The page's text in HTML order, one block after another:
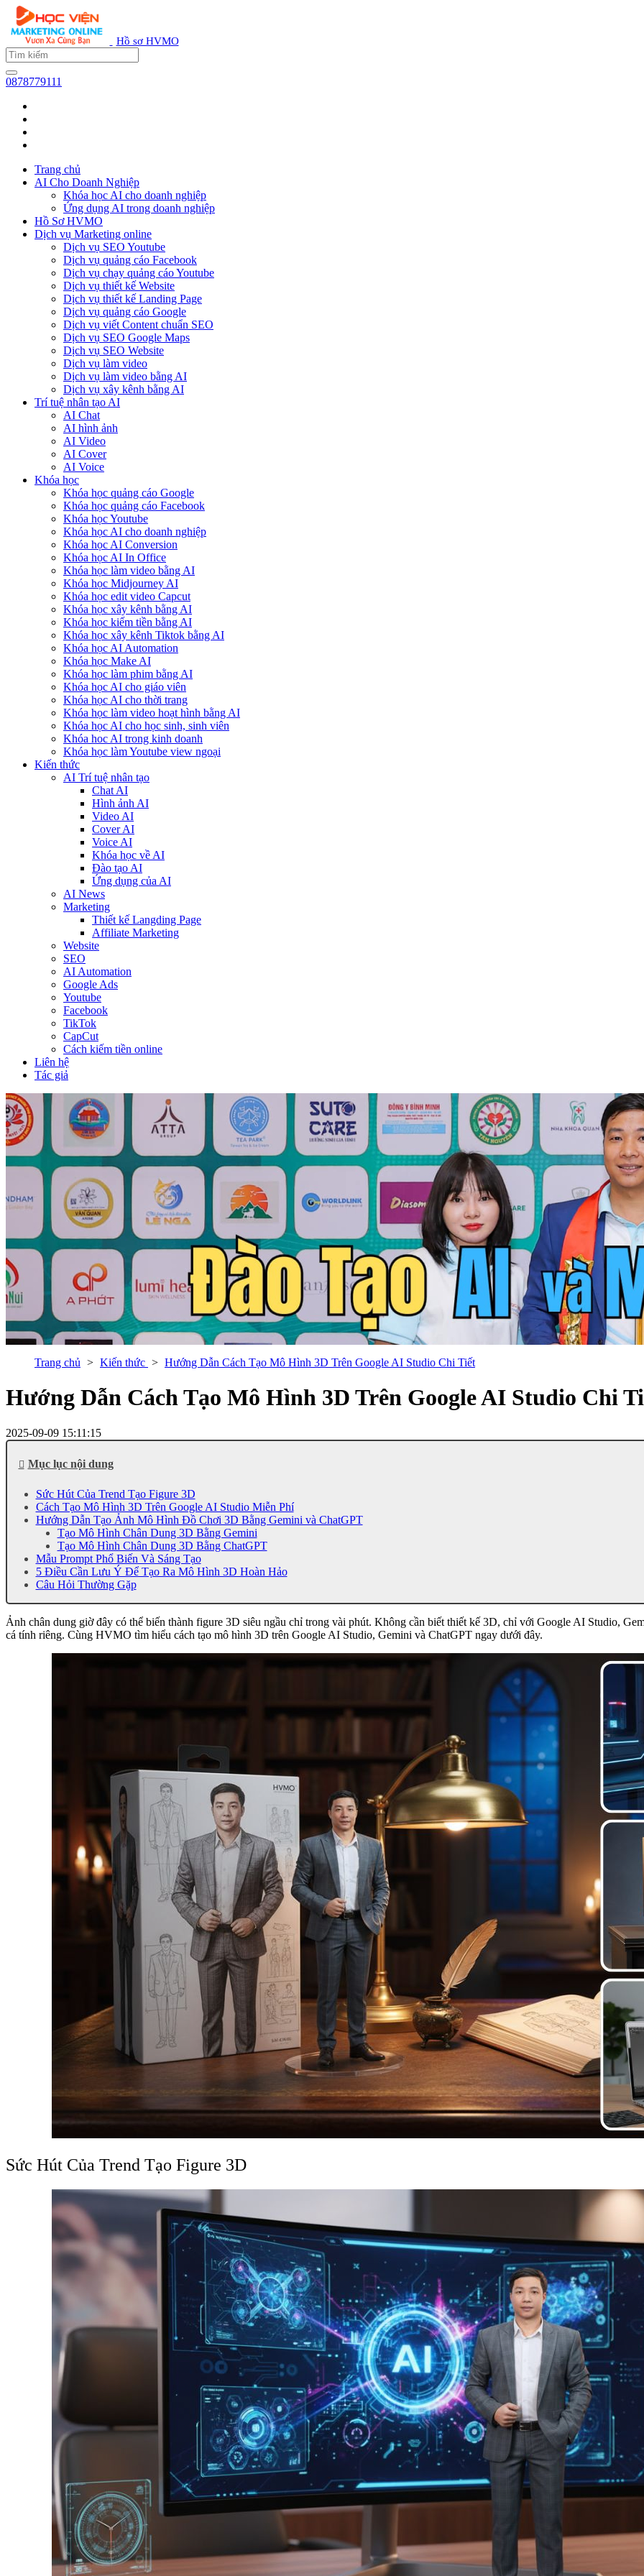
Hồ sơ HVMO
0878779111
Trang chủ
AI Cho Doanh Nghiệp
Khóa học AI cho doanh nghiệp
Ứng dụng AI trong doanh nghiệp
Hồ Sơ HVMO
Dịch vụ Marketing online
Dịch vụ SEO Youtube
Dịch vụ quảng cáo Facebook
Dịch vụ chạy quảng cáo Youtube
Dịch vụ thiết kế Website
Dịch vụ thiết kế Landing Page
Dịch vụ quảng cáo Google
Dịch vụ viết Content chuẩn SEO
Dịch vụ SEO Google Maps
Dịch vụ SEO Website
Dịch vụ làm video
Dịch vụ làm video bằng AI
Dịch vụ xây kênh bằng AI
Trí tuệ nhân tạo AI
AI Chat
AI hình ảnh
AI Video
AI Cover
AI Voice
Khóa học
Khóa học quảng cáo Google
Khóa học quảng cáo Facebook
Khóa học Youtube
Khóa học AI cho doanh nghiệp
Khóa học AI Conversion
Khóa học AI In Office
Khóa học làm video bằng AI
Khóa học Midjourney AI
Khóa học edit video Capcut
Khóa học xây kênh bằng AI
Khóa học kiếm tiền bằng AI
Khóa học xây kênh Tiktok bằng AI
Khóa học AI Automation
Khóa học Make AI
Khóa học làm phim bằng AI
Khóa học AI cho giáo viên
Khóa học AI cho thời trang
Khóa học làm video hoạt hình bằng AI
Khóa học AI cho học sinh, sinh viên
Khóa hoc AI trong kinh doanh
Khóa học làm Youtube view ngoại
Kiến thức
AI Trí tuệ nhân tạo
Chat AI
Hình ảnh AI
Video AI
Cover AI
Voice AI
Khóa học về AI
Đào tạo AI
Ứng dụng của AI
AI News
Marketing
Thiết kế Langding Page
Affiliate Marketing
Website
SEO
AI Automation
Google Ads
Youtube
Facebook
TikTok
CapCut
Cách kiếm tiền online
Liên hệ
Tác giả
Trang chủ Kiến thức Hướng Dẫn Cách Tạo Mô Hình 3D Trên Google AI Studio Chi Tiết
Hướng Dẫn Cách Tạo Mô Hình 3D Trên Google AI Studio Chi
2025-09-09 15:11:15
Mục lục nội dung
Sức Hút Của Trend Tạo Figure 3D
Cách Tạo Mô Hình 3D Trên Google AI Studio Miễn Phí
Hướng Dẫn Tạo Ảnh Mô Hình Đồ Chơi 3D Bằng Gemini và ChatGPT
Tạo Mô Hình Chân Dung 3D Bằng Gemini
Tạo Mô Hình Chân Dung 3D Bằng ChatGPT
Mẫu Prompt Phổ Biến Và Sáng Tạo
5 Điều Cần Lưu Ý Để Tạo Ra Mô Hình 3D Hoàn Hảo
Câu Hỏi Thường Gặp
Ảnh chân dung giờ đây có thể biến thành figure 3D siêu ngầu chỉ trong vài phút. Không cần biết thiết kế 3D, chỉ với Google AI Studio,
cá tính riêng. Cùng HVMO tìm hiểu cách tạo mô hình 3D trên Google AI Studio, Gemini và ChatGPT ngay dưới đây.
Sức Hút Của Trend Tạo Figure 3D